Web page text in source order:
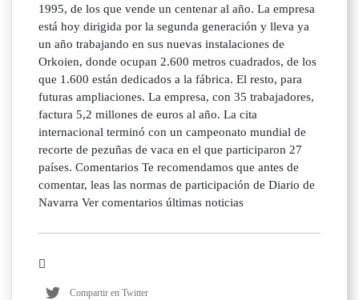
1995, de los que vende un centenar al año. La empresa
está hoy dirigida por la segunda generación y lleva ya
un año trabajando en sus nuevas instalaciones de
Orkoien, donde ocupan 2.600 metros cuadrados, de los
que 1.600 están dedicados a la fábrica. El resto, para
futuras ampliaciones. La empresa, con 35 trabajadores,
factura 5,2 millones de euros al año. La cita
internacional terminó con un campeonato mundial de
recorte de pezuñas de vaca en el que participaron 27
países. Comentarios Te recomendamos que antes de
comentar, leas las normas de participación de Diario de
Navarra Ver comentarios últimas noticias
Compartir en Twitter